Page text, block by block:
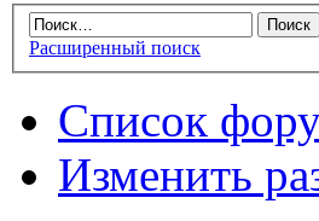
Расширенный поиск
Список
Изменить